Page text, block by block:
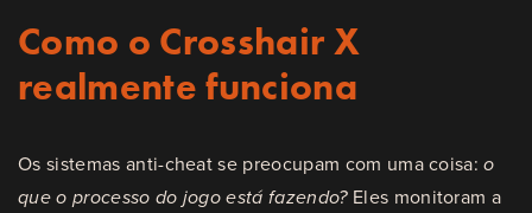
Como o Crosshair X
realmente funciona
Os sistemas anti-cheat se preocupam com uma coisa:o
que o processo do jogo está fazendo?Eles monitoram a